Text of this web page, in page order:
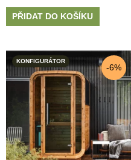
PŘIDAT DO KOŠÍKU
-6%
KONFIGURÁTOR